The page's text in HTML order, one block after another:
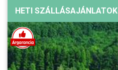
HETI SZÁLLÁSAJÁNLATOK